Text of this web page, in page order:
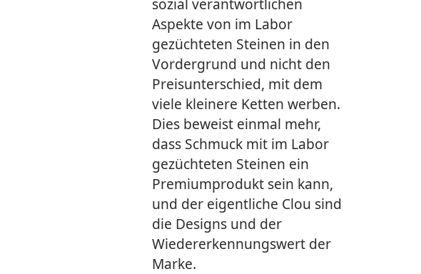
Aspekte von im Labor
gezüchteten Steinen in den
Vordergrund und nicht den
Preisunterschied, mit dem
viele kleinere Ketten werben.
Dies beweist einmal mehr,
dass Schmuck mit im Labor
gezüchteten Steinen ein
Premiumprodukt sein kann,
und der eigentliche Clou sind
die Designs und der
Wiedererkennungswert der
Marke.